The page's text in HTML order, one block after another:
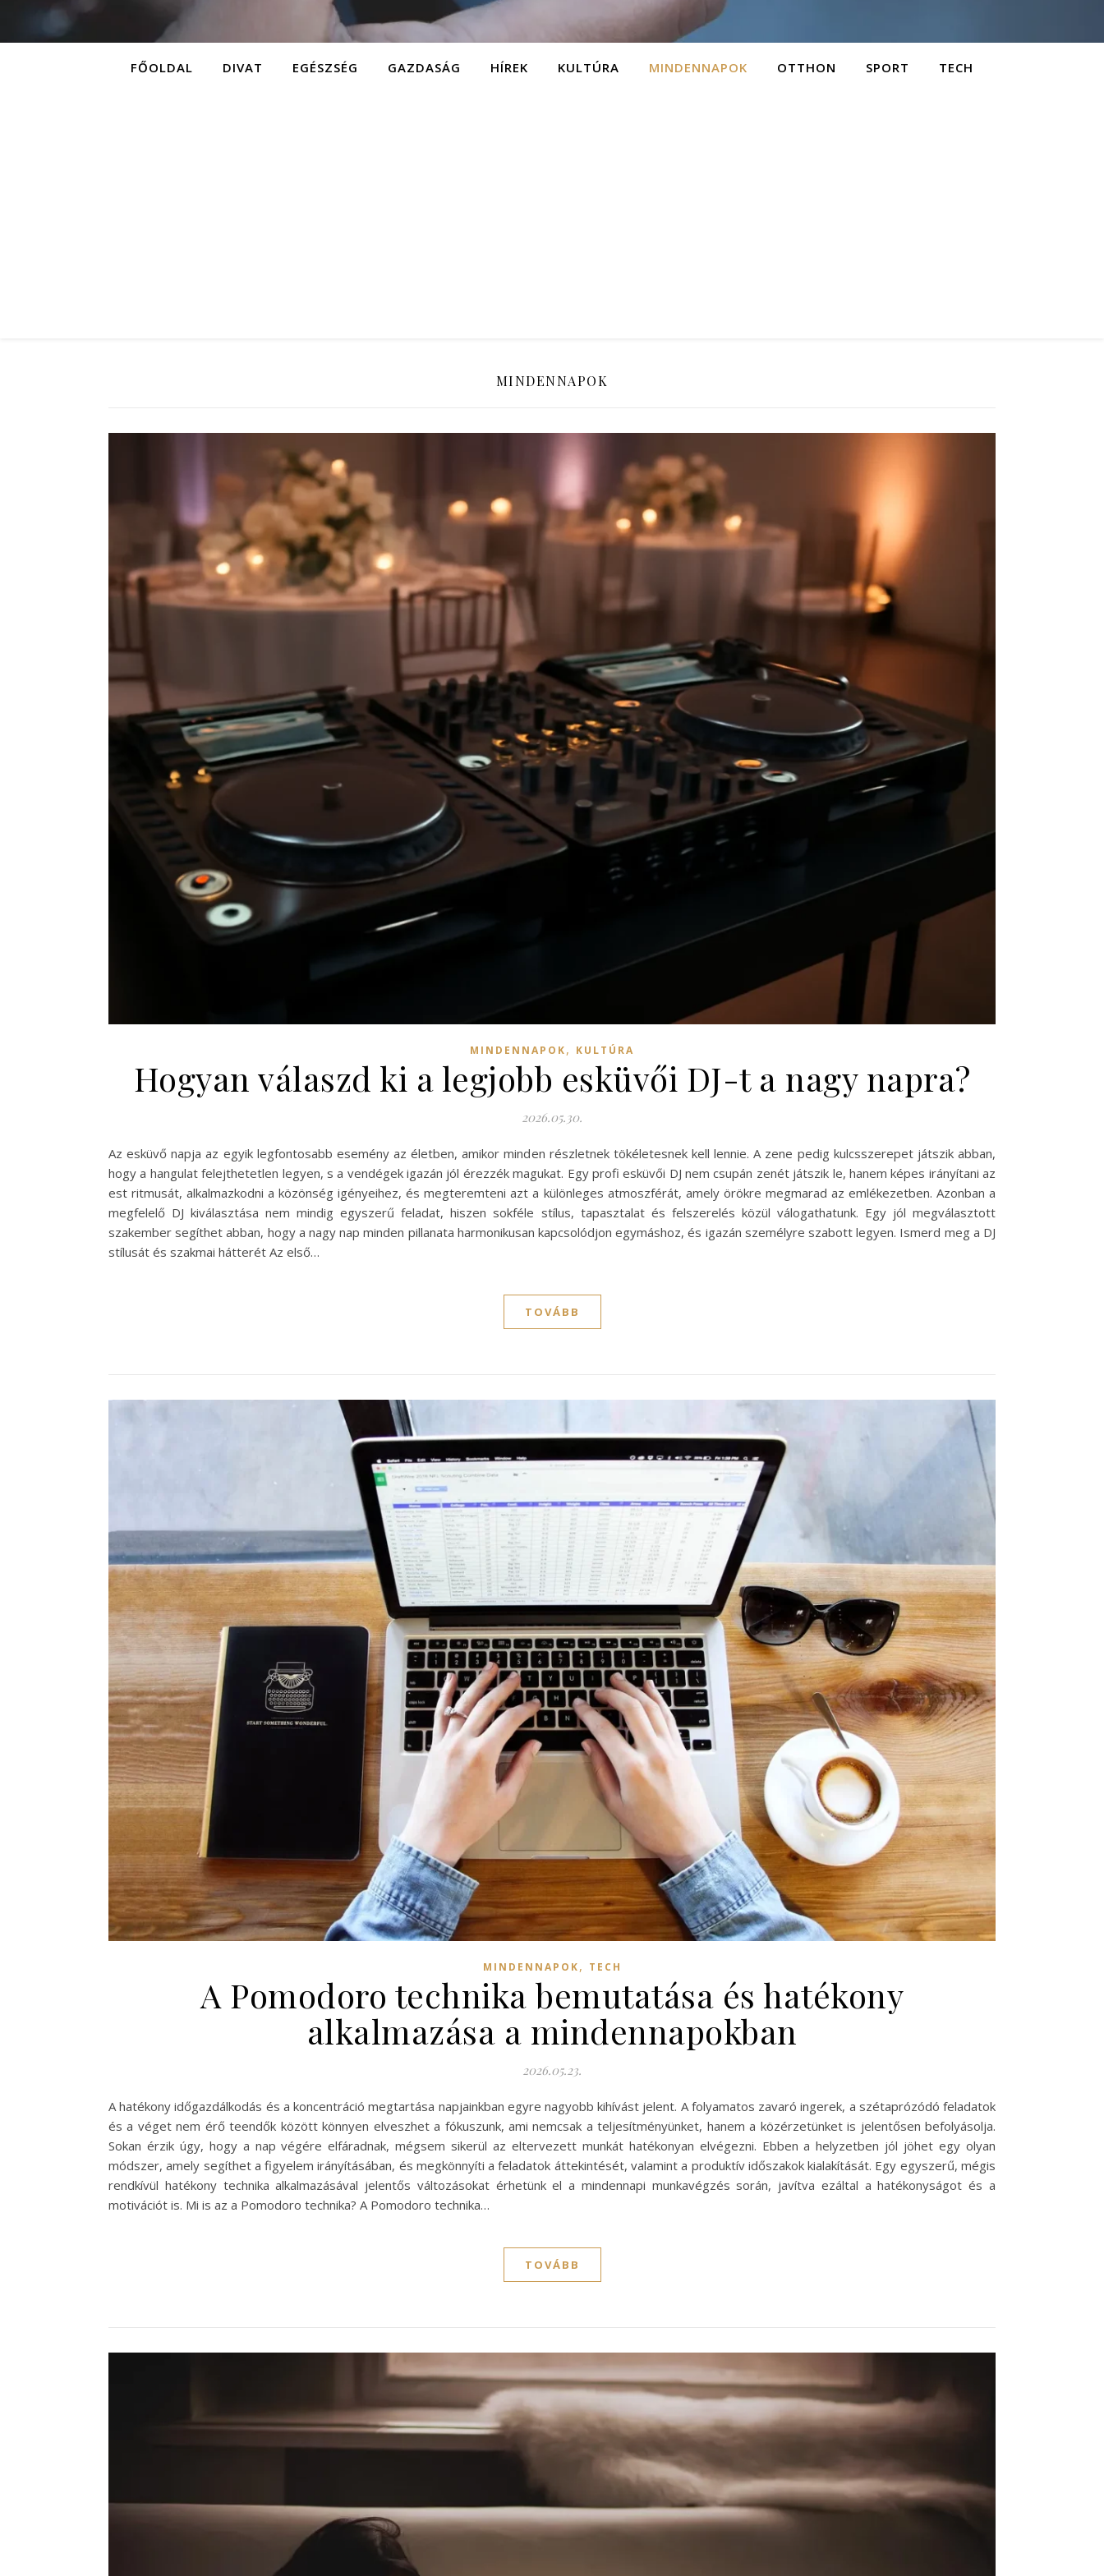
FŐOLDAL DIVAT EGÉSZSÉG GAZDASÁG HÍREK KULTÚRA MINDENNAPOK OTTHON SPORT TECH
MINDENNAPOK
MINDENNAPOK, KULTÚRA
Hogyan válaszd ki a legjobb esküvői DJ-t a nagy napra?
2026.05.30.
Az esküvő napja az egyik legfontosabb esemény az életben, amikor minden részletnek tökéletesnek kell lennie. A zene pedig kulcsszerepet játszik abban,
hogy a hangulat felejthetetlen legyen, s a vendégek igazán jól érezzék magukat. Egy profi esküvői DJ nem csupán zenét játszik le, hanem képes irányítani az
est ritmusát, alkalmazkodni a közönség igényeihez, és megteremteni azt a különleges atmoszférát, amely örökre megmarad az emlékezetben. Azonban a
megfelelő DJ kiválasztása nem mindig egyszerű feladat, hiszen sokféle stílus, tapasztalat és felszerelés közül válogathatunk. Egy jól megválasztott
szakember segíthet abban, hogy a nagy nap minden pillanata harmonikusan kapcsolódjon egymáshoz, és igazán személyre szabott legyen. Ismerd meg a DJ
stílusát és szakmai hátterét Az első…
TOVÁBB
MINDENNAPOK, TECH
A Pomodoro technika bemutatása és hatékony
alkalmazása a mindennapokban
2026.05.23.
A hatékony időgazdálkodás és a koncentráció megtartása napjainkban egyre nagyobb kihívást jelent. A folyamatos zavaró ingerek, a szétaprózódó feladatok
és a véget nem érő teendők között könnyen elveszhet a fókuszunk, ami nemcsak a teljesítményünket, hanem a közérzetünket is jelentősen befolyásolja.
Sokan érzik úgy, hogy a nap végére elfáradnak, mégsem sikerül az eltervezett munkát hatékonyan elvégezni. Ebben a helyzetben jól jöhet egy olyan
módszer, amely segíthet a figyelem irányításában, és megkönnyíti a feladatok áttekintését, valamint a produktív időszakok kialakítását. Egy egyszerű, mégis
rendkívül hatékony technika alkalmazásával jelentős változásokat érhetünk el a mindennapi munkavégzés során, javítva ezáltal a hatékonyságot és a
motivációt is. Mi is az a Pomodoro technika? A Pomodoro technika…
TOVÁBB